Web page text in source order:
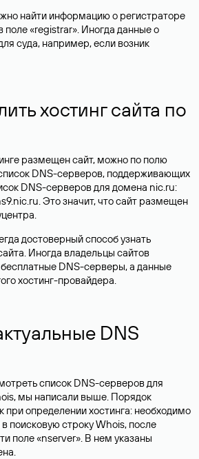
найти информацию о регистраторе
поле «registrar». Иногда данные о
суда, например, если возник
хостинг сайта по
размещен сайт, можно по полю
DNS-серверов, поддерживающих
DNS-серверов для домена nic.ru:
Это значит, что сайт размещен
достоверный способ узнать
Иногда владельцы сайтов
DNS-серверы, а данные
хостинг-провайдера.
DNS
список DNS-серверов для
мы написали выше. Порядок
при определении хостинга: необходимо
поисковую строку Whois, после
поле «nserver». В нем указаны